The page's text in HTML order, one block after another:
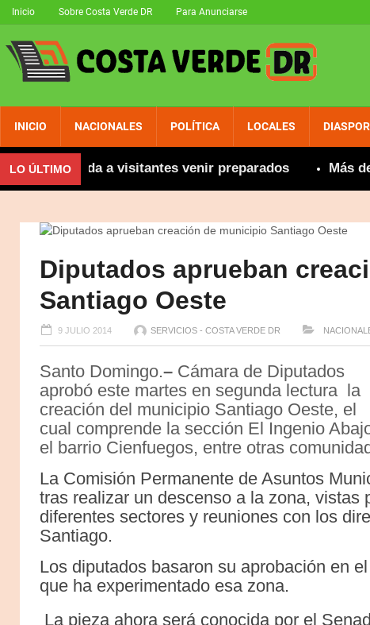
Inicio Sobre Costa Verde DR Para Anunciarse
INICIO NACIONALES POLÍTICA LOCALES
LO ÚLTIMO a visitantes venir preparados Más de
Diputados aprueban
Santiago Oeste
9 JULIO 2014 SERVICIOS - COSTA VERDE DR
Santo Domingo.– Cámara de Diputados
aprobó este martes en segunda lectura la
creación del municipio Santiago Oeste, el
cual comprende la sección El Ingenio
el barrio Cienfuegos, entre otras
La Comisión Permanente de Asuntos
tras realizar un descenso a la zona, vistas
diferentes sectores y reuniones con los
Santiago.
Los diputados basaron su aprobación en
que ha experimentado esa zona.
La pieza ahora será conocida por el